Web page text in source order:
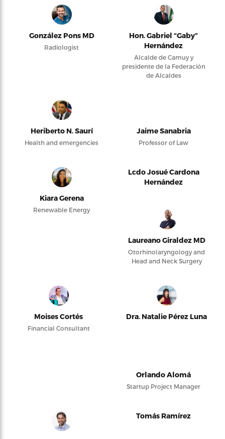
González Pons MD
Radiologist
Hon. Gabriel “Gaby”
Hernández
Alcalde de Camuy y
presidente de la Federación
de Alcaldes
Heriberto N. Saurí
Health and emergencies
Jaime Sanabria
Professor of Law
Kiara Gerena
Renewable Energy
Lcdo Josué Cardona
Hernández
Laureano Giraldez MD
Otorhinolaryngology and
Head and Neck Surgery
Moises Cortés
Financial Consultant
Dra. Natalie Pérez Luna
Orlando Alomá
Startup Project Manager
Tomás Ramírez